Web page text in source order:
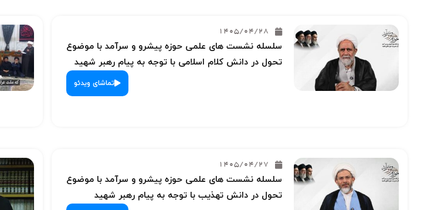
1405/04/28
سلسله نشست های علمی حوزه پیشرو و سرآمد با موضوع
تحول در دانش کلام اسلامی با توجه به پیام رهبر شهید
تماشای ویدئو
1405/04/27
سلسله نشست های علمی حوزه پیشرو و سرآمد با موضوع
تحول در دانش تهذیب با توجه به پیام رهبر شهید